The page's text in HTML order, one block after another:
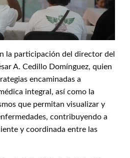
la participación del director del
A. Cedillo Domínguez, quien
encaminadas a
integral, así como la
que permitan visualizar y
contribuyendo a
y coordinada entre las